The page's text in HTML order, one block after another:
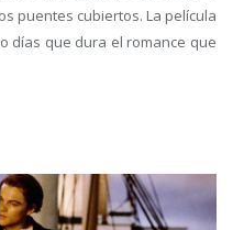
puentes cubiertos. La película
días que dura el romance que